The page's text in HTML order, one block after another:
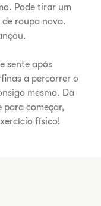
Pode tirar um
roupa nova.
sente após
a percorrer o
mesmo. Da
para começar,
físico!